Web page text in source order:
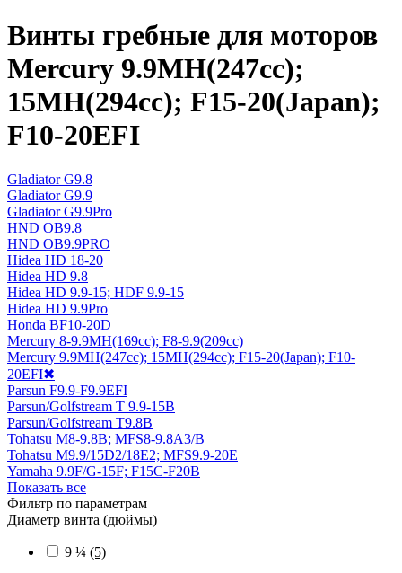
Винты гребные для моторов
Mercury 9.9MH(247cc);
15MH(294cc); F15-20(Japan);
F10-20EFI
Gladiator G9.8
Gladiator G9.9
Gladiator G9.9Pro
HND OB9.8
HND OB9.9PRO
Hidea HD 18-20
Hidea HD 9.8
Hidea HD 9.9-15; HDF 9.9-15
Hidea HD 9.9Pro
Honda BF10-20D
Mercury 8-9.9MH(169cc); F8-9.9(209cc)
Mercury 9.9MH(247cc); 15MH(294cc); F15-20(Japan); F10-
20EFI✖
Parsun F9.9-F9.9EFI
Parsun/Golfstream T 9.9-15B
Parsun/Golfstream T9.8B
Tohatsu M8-9.8B; MFS8-9.8A3/B
Tohatsu M9.9/15D2/18E2; MFS9.9-20E
Yamaha 9.9F/G-15F; F15C-F20B
Показать все
Фильтр по параметрам
Диаметр винта (дюймы)
9 ¼ (5)